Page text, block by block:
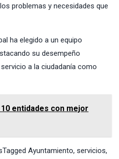
problemas y necesidades que
ha elegido a un equipo
su desempeño
a la ciudadanía como
entidades con mejor
Tagged Ayuntamiento, servicios,